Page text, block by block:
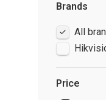
Brands
All
Price